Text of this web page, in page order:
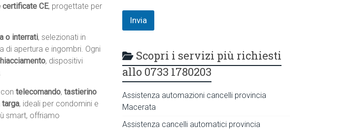
CE, progettate per
o interrati, selezionati in
di apertura e ingombri. Ogni
, dispositivi
telecomando, tastierino
targa, ideali per condomini e
smart, offriamo
Invia
Scopri i servizi più richiesti
allo 0733 1780203
Assistenza automazioni cancelli provincia
Macerata
Assistenza cancelli automatici provincia